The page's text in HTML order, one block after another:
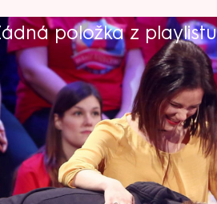
položka z
videa sestříhaná ze
se například, že Jakub
přespává během